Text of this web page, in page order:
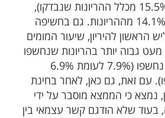
ב-41,011 הריונות (15.5% מכלל ההריונות שנבדקו),
ובשליש השלישי בכ-14.1% מההריונות. גם בחשיפה
הראשון להיריון, שיעור המומים
מעט גבוה יותר בהריונות שנחשפו
לעומת הריונות שלא נחשפו (7.9% לעומת 6.9%
עם זאת, גם כאן, לאחר בחינת
נמצא כי הממצא מוסבר על ידי
בעוד שלא הודגם קשר עצמאי בין